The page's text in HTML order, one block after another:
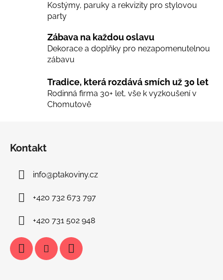
v
i
s
Kostýmy, paruky a rekvizity pro stylovou
party
Zábava na každou oslavu
Dekorace a doplňky pro nezapomenutelnou
zábavu
Tradice, která rozdává smích už 30 let
Rodinná firma 30+ let, vše k vyzkoušení v
Chomutově
Kontakt
info@ptakoviny.cz
+420 732 673 797
+420 731 502 948